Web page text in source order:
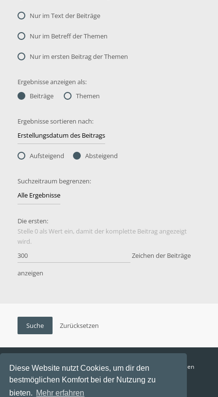
Diese Website nutzt Cookies, um dir den
bestmöglichen Komfort bei der Nutzung zu
bieten. Mehr erfahren
Nur im Text der Beiträge
Nur im Betreff der Themen
Nur im ersten Beitrag der Themen
Ergebnisse anzeigen als:
Beiträge
Themen
Ergebnisse sortieren nach:
Aufsteigend Absteigend
Suchzeitraum begrenzen:
Die ersten:
Stelle 0 als Wert ein, damit der komplette Beitrag angezeigt
wird.
Zeichen der Beiträge
anzeigen
Funga Austria FAQ Datenschutz
Nutzungsbedingungen
Alle Zeiten sind UTC+02:00
Aktuelle Zeit: 9. August 2026, 17:55